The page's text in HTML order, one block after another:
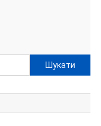
Пошук: